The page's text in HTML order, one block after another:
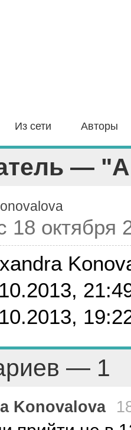
Из сети Авторы
—
18 октября
— 1
Konovalova